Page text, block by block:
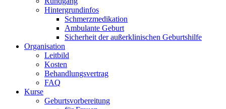
Hintergrundinfos
Schmerzmedikation
Ambulante Geburt
Sicherheit der außerklinischen Geburtshilfe
Organisation
Leitbild
Kosten
Behandlungsvertrag
FAQ
Kurse
Geburtsvorbereitung